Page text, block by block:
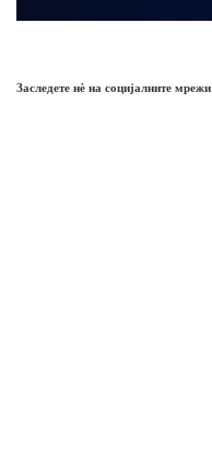
Заследете нѐ на социјалните мрежи